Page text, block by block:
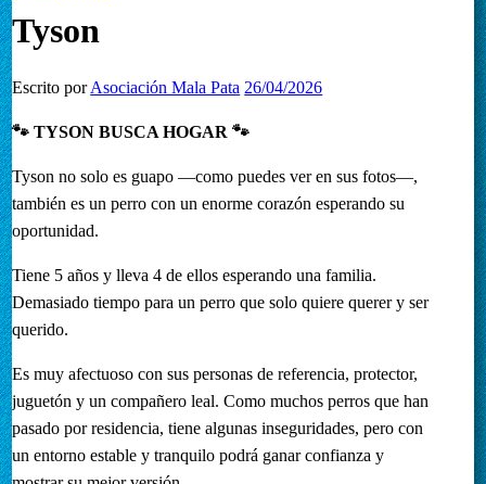
Tyson
Escrito porAsociación Mala Pata 26/04/2026
🐾 TYSON BUSCA HOGAR 🐾
Tyson no solo es guapo —como puedes ver en sus fotos—,
también es un perro con un enorme corazón esperando su
oportunidad.
Tiene 5 años y lleva 4 de ellos esperando una familia.
Demasiado tiempo para un perro que solo quiere querer y ser
querido.
Es muy afectuoso con sus personas de referencia, protector,
juguetón y un compañero leal. Como muchos perros que han
pasado por residencia, tiene algunas inseguridades, pero con
un entorno estable y tranquilo podrá ganar confianza y